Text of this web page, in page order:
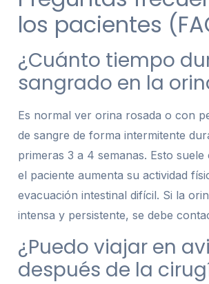
los pacientes
¿Cuánto tiempo
sangrado en la
Es normal ver orina rosada o con
de sangre de forma intermitente
primeras 3 a 4 semanas. Esto
el paciente aumenta su actividad
evacuación intestinal difícil. Si la
intensa y persistente, se debe
¿Puedo viajar en
después de la